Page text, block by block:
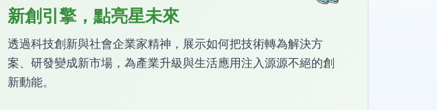
新創引擎，點亮星未來
透過科技創新與社會企業家精神，展示如何把技術轉為解決方
案、研發變成新市場，為產業升級與生活應用注入源源不絕的創
新動能。